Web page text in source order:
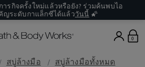
ารกิจครั้งใหม่แล้วหรือยัง? ร่วมค้นพบไอ
ญระดับกาแล็กซีได้แล้ววันนี้ 🌠
0
สบู่ล้างมือ
สบู่ล้างมือทั้งหมด